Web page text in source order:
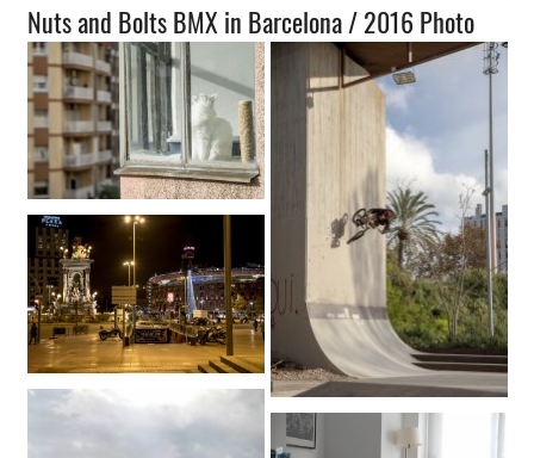
Nuts and Bolts BMX in Barcelona / 2016 Photo